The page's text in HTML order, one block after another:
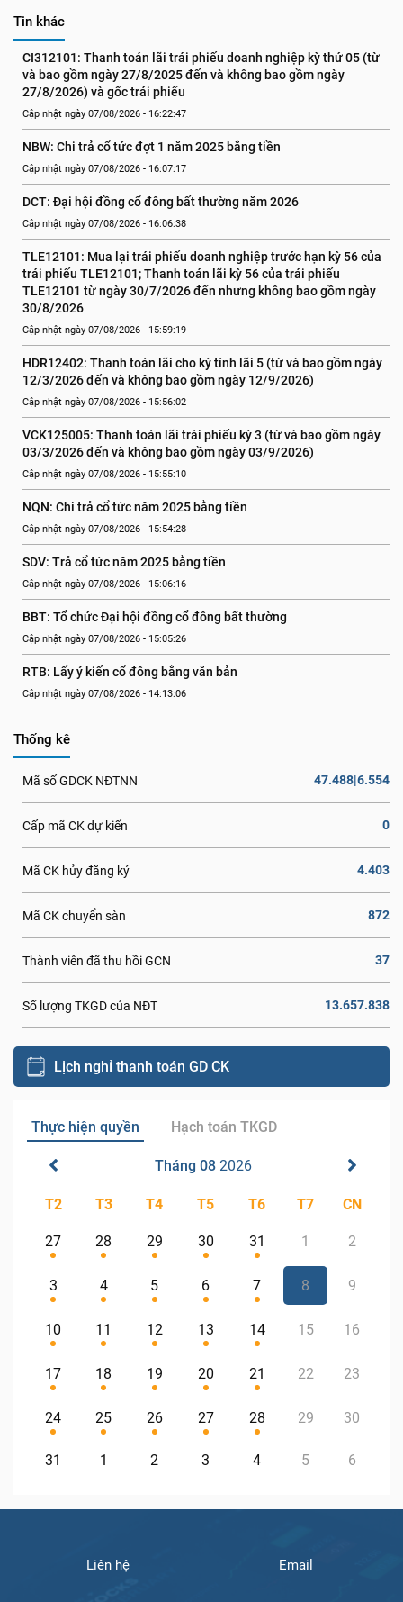
Tin khác
CI312101: Thanh toán lãi trái phiếu doanh nghiệp kỳ thứ 05 (từ
và bao gồm ngày 27/8/2025 đến và không bao gồm ngày
27/8/2026) và gốc trái phiếu
Cập nhật ngày 07/08/2026 - 16:22:47
NBW: Chi trả cổ tức đợt 1 năm 2025 bằng tiền
Cập nhật ngày 07/08/2026 - 16:07:17
DCT: Đại hội đồng cổ đông bất thường năm 2026
Cập nhật ngày 07/08/2026 - 16:06:38
TLE12101: Mua lại trái phiếu doanh nghiệp trước hạn kỳ 56 của
trái phiếu TLE12101; Thanh toán lãi kỳ 56 của trái phiếu
TLE12101 từ ngày 30/7/2026 đến nhưng không bao gồm ngày
30/8/2026
Cập nhật ngày 07/08/2026 - 15:59:19
HDR12402: Thanh toán lãi cho kỳ tính lãi 5 (từ và bao gồm ngày
12/3/2026 đến và không bao gồm ngày 12/9/2026)
Cập nhật ngày 07/08/2026 - 15:56:02
VCK125005: Thanh toán lãi trái phiếu kỳ 3 (từ và bao gồm ngày
03/3/2026 đến và không bao gồm ngày 03/9/2026)
Cập nhật ngày 07/08/2026 - 15:55:10
NQN: Chi trả cổ tức năm 2025 bằng tiền
Cập nhật ngày 07/08/2026 - 15:54:28
SDV: Trả cổ tức năm 2025 bằng tiền
Cập nhật ngày 07/08/2026 - 15:06:16
BBT: Tổ chức Đại hội đồng cổ đông bất thường
Cập nhật ngày 07/08/2026 - 15:05:26
RTB: Lấy ý kiến cổ đông bằng văn bản
Cập nhật ngày 07/08/2026 - 14:13:06
Thống kê
Mã số GDCK NĐTNN 47.488|6.554
Cấp mã CK dự kiến 0
Mã CK hủy đăng ký 4.403
Mã CK chuyển sàn 872
Thành viên đã thu hồi GCN 37
Số lượng TKGD của NĐT 13.657.838
Lịch nghỉ thanh toán GD CK
Thực hiện quyền Hạch toán TKGD
Tháng 08 2026
T2 T3 T4 T5 T6 T7 CN
27 28 29 30 31 1 2
3 4 5 6 7 8 9
10 11 12 13 14 15 16
17 18 19 20 21 22 23
24 25 26 27 28 29 30
31 1 2 3 4 5 6
Liên hệ Email